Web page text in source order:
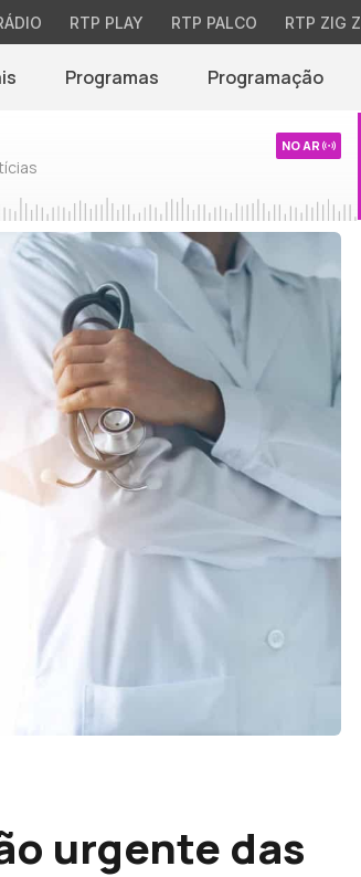
RTP PLAY RTP PALCO RTP ZIG
Programas Programação
NO AR
urgente das